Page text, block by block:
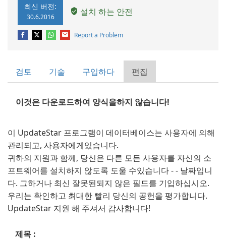
최신 버전:
30.6.2016 설치 하는 안전
Report a Problem
검토 기술 구입하다 편집
이것은 다운로드하여 양식을하지 않습니다!
이 UpdateStar 프로그램이 데이터베이스는 사용자에 의해
관리되고, 사용자에게있습니다.
귀하의 지원과 함께, 당신은 다른 모든 사용자를 자신의 소
프트웨어를 설치하지 않도록 도울 수있습니다 - - 날짜입니
다. 그하거나 최신 잘못된되지 않은 필드를 기입하십시오.
우리는 확인하고 최대한 빨리 당신의 공헌을 평가합니다.
UpdateStar 지원 해 주셔서 감사합니다!
제목 :